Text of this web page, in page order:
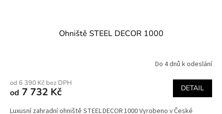
Ohniště STEEL DECOR 1000
Do 4 dnů k odeslání
od 6 390 Kč bez DPH
od 7 732 Kč DETAIL
Luxusní zahradní ohniště STEEL DECOR 1000 Vyrobeno v České